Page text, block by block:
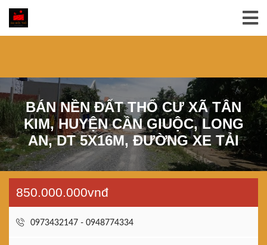
BÁN NỀN ĐẤT THỔ CƯ XÃ TÂN
KIM, HUYỆN CẦN GIUỘC, LONG
AN, DT 5X16M, ĐƯỜNG XE TẢI
850.000.000vnđ
0973432147 - 0948774334